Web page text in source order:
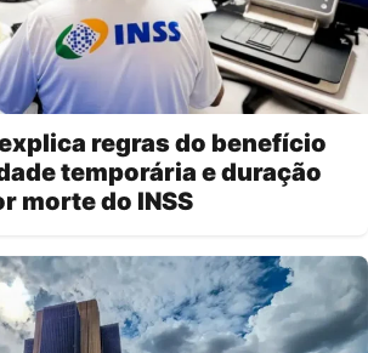
regras do benefício
temporária e duração
morte do INSS